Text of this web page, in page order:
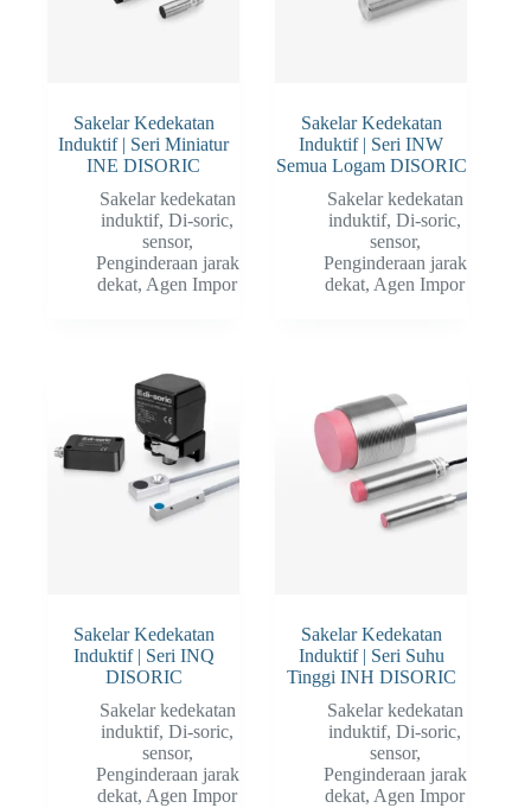
Sakelar Kedekatan
Induktif | Seri Miniatur
INE DISORIC
Sakelar kedekatan
induktif,Di-soric,
sensor,
Penginderaan jarak
dekat, Agen Impor
Sakelar Kedekatan
Induktif | Seri INW
Semua Logam DISORIC
Sakelar kedekatan
induktif,Di-soric,
sensor,
Penginderaan jarak
dekat, Agen Impor
Sakelar Kedekatan
Induktif | Seri INQ
DISORIC
Sakelar kedekatan
induktif,Di-soric,
sensor,
Penginderaan jarak
dekat, Agen Impor
Sakelar Kedekatan
Induktif | Seri Suhu
Tinggi INH DISORIC
Sakelar kedekatan
induktif,Di-soric,
sensor,
Penginderaan jarak
dekat, Agen Impor